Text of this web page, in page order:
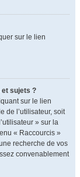
sur le lien
sujets ?
sur le lien
de l’utilisateur, soit
» sur la
« Raccourcis »
recherche de vos
convenablement